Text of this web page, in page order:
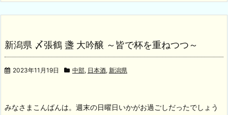
新潟県 〆張鶴 盞 大吟醸 ～皆で杯を重ねつつ～
2023年11月19日 中部, 日本酒, 新潟県
みなさまこんばんは。週末の日曜日いかがお過ごしだったでしょう